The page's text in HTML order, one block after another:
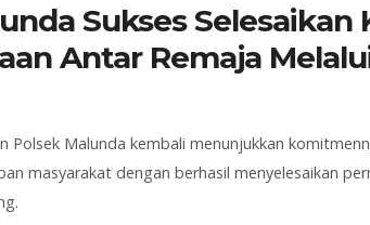
Sukses Selesaikan
Antar Remaja
Polsek Malunda kembali menunjukkan
masyarakat dengan berhasil menyelesaikan